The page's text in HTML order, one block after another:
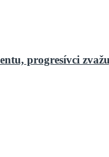
progresívci